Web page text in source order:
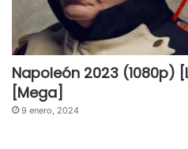
Napoleón 2023 (1080p)
[Mega]
9 enero, 2024